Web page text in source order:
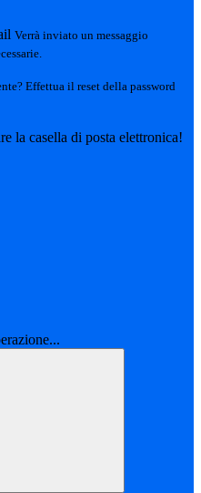
Verrà inviato un messaggio
Effettua il reset della password
la casella di posta elettronica!